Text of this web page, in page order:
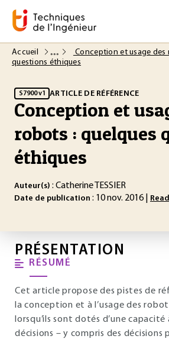
Accueil
Conception et usage des
questions éthiques
S7900 v1 ARTICLE DE RÉFÉRENCE
Conception et
robots : quelques
éthiques
Auteur(s) : Catherine TESSIER
Date de publication : 10 nov. 2016 |
PRÉSENTATION
RÉSUMÉ
Cet article propose des pistes de
la conception et à l’usage des
lorsqu’ils sont dotés d’une capacité
décisions – y compris des décisions